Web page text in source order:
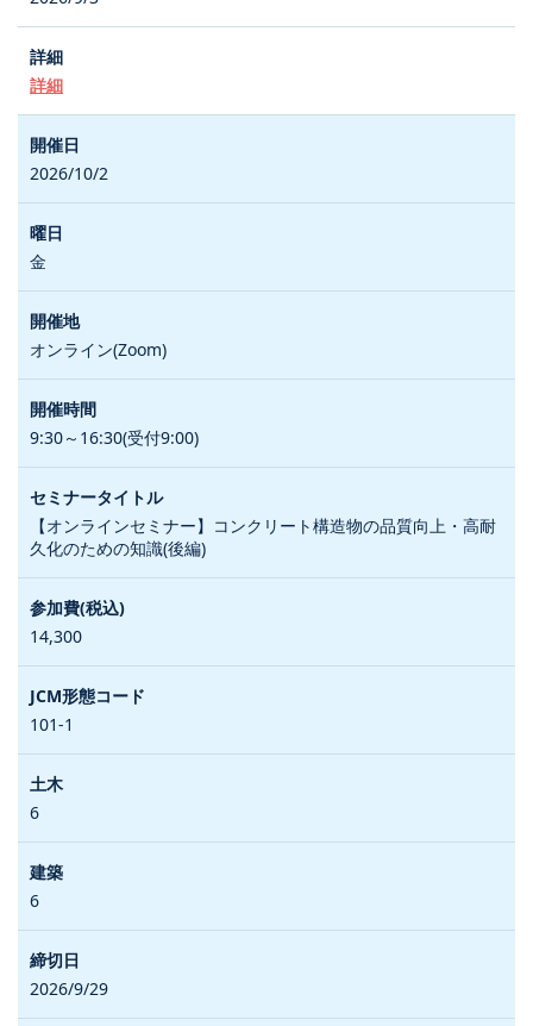
詳細
2026/10/2
金
オンライン(Zoom)
9:30～16:30(受付9:00)
【オンラインセミナー】コンクリート構造物の品質向上・高耐
久化のための知識(後編)
14,300
101-1
6
6
2026/9/29